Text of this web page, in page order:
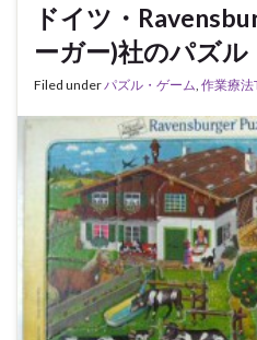
ドイツ・
ーガー)社のパズル
Filed under パズル・ゲーム 作業療法